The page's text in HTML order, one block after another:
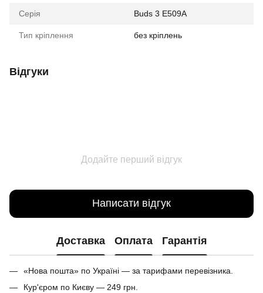
Серія Buds 3 E509A
Тип кріплення без кріплень
Відгуки
Додайте перший відгук
Написати відгук
Доставка Оплата Гарантія
«Нова пошта» по Україні — за тарифами перевізника.
Кур'єром по Києву — 249 грн.